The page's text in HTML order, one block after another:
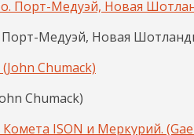
Порт-Медуэй, Новая
Chumack)